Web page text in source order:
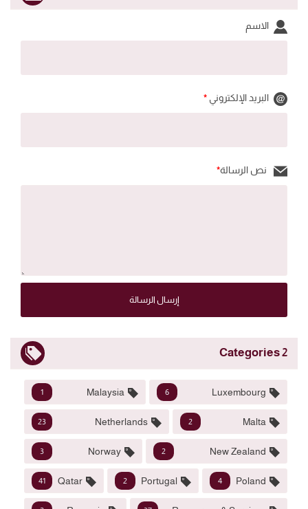
الاسم
البريد الإلكتروني *
نص الرسالة*
إرسال الرسالة
2 Categories
Luxembourg
6
Malaysia
1
Malta
2
Netherlands
23
New Zealand
2
Norway
3
Poland
4
Portugal
2
Qatar
41